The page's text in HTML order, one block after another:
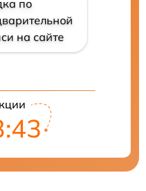
по
на сайте